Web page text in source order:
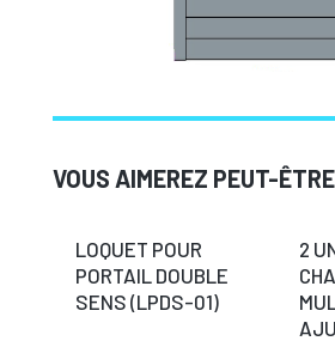
VOUS AIMEREZ PEUT-
LOQUET POUR
PORTAIL DOUBLE
SENS (LPDS-01)
2